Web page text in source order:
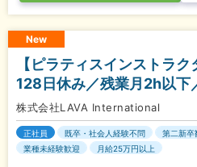
New
【ピラティスインストラ
128日休み／残業月2h以
株式会社LAVA International
正社員 既卒・社会人経験不問 第二新卒
業種未経験歓迎
月給25万円以上